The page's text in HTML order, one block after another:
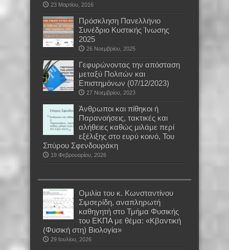
23 Μαρτίου, 2016
Πρόσκληση Πανελλήνιο
Συνέδριο Κυστικής Ίνωσης
2025
26 Νοεμβρίου, 2025
Γεφυρώνοντας την απόσταση
μεταξύ Πολιτών και
Επιστημόνων (07/12/2023)
27 Νοεμβρίου, 2023
Άνθρωποι και πίθηκοι ή
Παρανοήσεις, τακτικές και
αλήθειες καθώς μιλάμε περί
εξέλιξης στο ευρύ κοινό, Του
Σπύρου Σφενδουράκη
19 Φεβρουαρίου, 2026
Oμιλία του κ. Κωνσταντίνου
Σιμσερίδη, αναπληρωτή
καθηγητή στο Τμήμα Φυσικής
του ΕΚΠΑ με θέμα: «Κβαντική
(Φυσική στη) Βιολογία»
29 Ιουλίου, 2026